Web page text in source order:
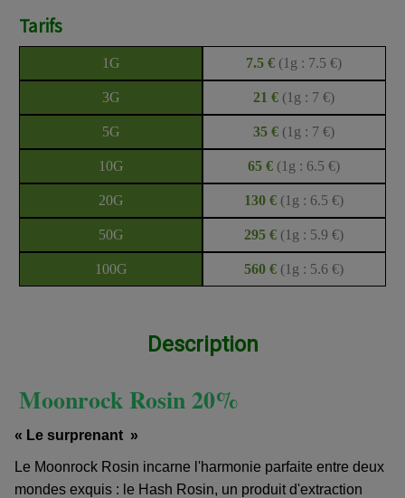
Tarifs
1G 7.5 € (1g : 7.5 €)
3G 21 € (1g : 7 €)
5G 35 € (1g : 7 €)
10G 65 € (1g : 6.5 €)
20G 130 € (1g : 6.5 €)
50G 295 € (1g : 5.9 €)
100G 560 € (1g : 5.6 €)
Description
Moonrock Rosin 20%
« Le surprenant »
Le Moonrock Rosin incarne l'harmonie parfaite entre deux
mondes exquis : le Hash Rosin, un produit d'extraction